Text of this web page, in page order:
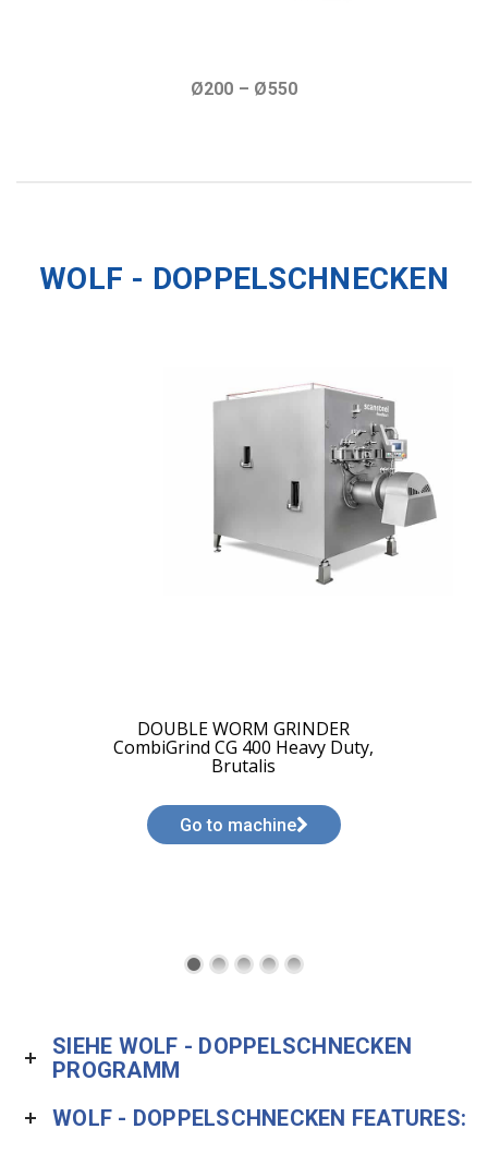
Ø200 – Ø550
WOLF - DOPPELSCHNECKEN
DOUBLE WORM GRINDER
CombiGrind CG 330 Heavy Duty
Go to machine
SIEHE WOLF - DOPPELSCHNECKEN
PROGRAMM
WOLF - DOPPELSCHNECKEN FEATURES: